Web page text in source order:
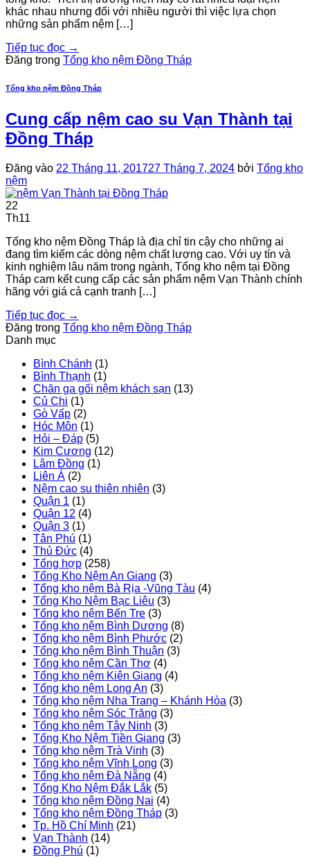
khác nhau nhưng đối với nhiều người thì việc lựa chọn
những sản phẩm nệm […]
Tiếp tục đọc →
Đăng trong Tổng kho nệm Đồng Tháp
Tổng kho nệm Đồng Tháp
Cung cấp nệm cao su Vạn Thành tại
Đồng Tháp
Đăng vào 22 Tháng 11, 201727 Tháng 7, 2024 bởi Tổng kho
nệm
22
Th11
Tổng kho nệm Đồng Tháp là địa chỉ tin cậy cho những ai
đang tìm kiếm các dòng nệm chất lượng cao. Với uy tín và
kinh nghiệm lâu năm trong ngành, Tổng kho nệm tại Đồng
Tháp cam kết cung cấp các sản phẩm nệm Vạn Thành chính
hãng với giá cả cạnh tranh […]
Tiếp tục đọc →
Đăng trong Tổng kho nệm Đồng Tháp
Danh mục
Bình Chánh (1)
Bình Thạnh (1)
Chăn ga gối nệm khách sạn (13)
Củ Chi (1)
Gò Vấp (2)
Hóc Môn (1)
Hỏi – Đáp (5)
Kim Cương (12)
Lâm Đồng (1)
Liên Á (2)
Nệm cao su thiên nhiên (3)
Quận 1 (1)
Quận 12 (4)
Quận 3 (1)
Tân Phú (1)
Thủ Đức (4)
Tổng hợp (258)
Tổng Kho Nệm An Giang (3)
Tổng kho nệm Bà Rịa -Vũng Tàu (4)
Tổng Kho Nệm Bạc Liêu (3)
Tổng kho nệm Bến Tre (3)
Tổng kho nệm Bình Dương (8)
Tổng kho nệm Bình Phước (2)
Tổng kho nệm Bình Thuận (3)
Tổng kho nệm Cần Thơ (4)
Tổng kho nệm Kiên Giang (4)
Tổng kho nệm Long An (3)
Tổng kho nệm Nha Trang – Khánh Hòa (3)
Tổng kho nệm Sóc Trăng (3)
Tổng kho nệm Tây Ninh (3)
Tổng Kho Nệm Tiền Giang (3)
Tổng kho nệm Trà Vinh (3)
Tổng kho nệm Vĩnh Long (3)
Tổng kho nệm Đà Nẵng (4)
Tổng Kho Nệm Đắk Lắk (5)
Tổng kho nệm Đồng Nai (4)
Tổng kho nệm Đồng Tháp (3)
Tp. Hồ Chí Minh (21)
Vạn Thành (14)
Đồng Phú (1)